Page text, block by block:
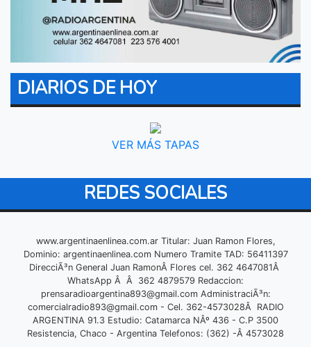
DIARIOS DE HOY
VER MÁS TAPAS
REDES SOCIALES
www.argentinaenlinea.com.ar Titular: Juan Ramon Flores,
Dominio: argentinaenlinea.com Numero Tramite TAD: 56411397
DirecciÃ³n General Juan RamonÂ Flores cel. 362 4647081Â
WhatsApp Â Â 362 4879579 Redaccion:
prensaradioargentina893@gmail.comAdministraciÃ³n:
comercialradio893@gmail.com- Cel. 362-4573028Â RADIO
ARGENTINA 91.3 Estudio: Catamarca NÂº 436 - C.P 3500
Resistencia, Chaco - Argentina Telefonos: (362) -Â 4573028